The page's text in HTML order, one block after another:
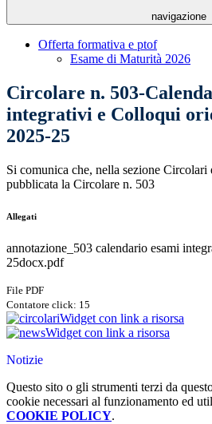
navigazione
Offerta formativa e ptof
Esame di Maturità 2026
Circolare n. 503-
integrativi e Colloqui
2025-25
Si comunica che, nella sezione
pubblicata la Circolare n. 503
Allegati
annotazione_503 calendario esami
25docx.pdf
File PDF
Contatore click: 15
Widget con link a risorsa
Widget con link a risorsa
Notizie
Questo sito o gli strumenti terzi da
cookie necessari al funzionamento ed
COOKIE POLICY.